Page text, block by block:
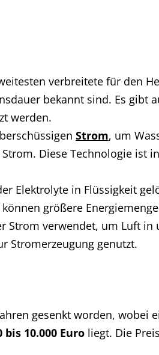
verbreitete für den
bekannt sind. Es gibt
werden.
Strom, um
Diese Technologie ist
Elektrolyte in Flüssigkeit
größere
Strom verwendet, um Luft
Stromerzeugung genutzt.
gesenkt worden, wobei
bis 10.000 Euro liegt. Die